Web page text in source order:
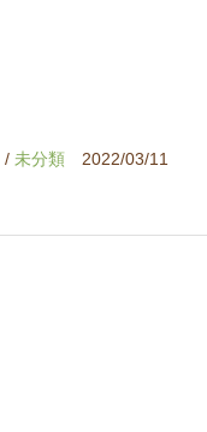
/ 未分類 2022/03/11